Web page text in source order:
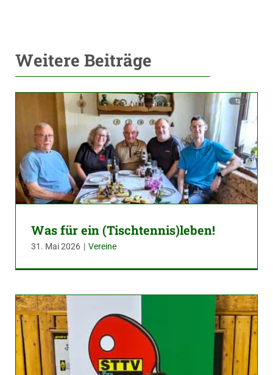
Weitere Beiträge
Was für ein (Tischtennis)leben!
31. Mai 2026 | Vereine